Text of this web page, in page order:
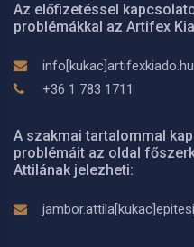
Az előfizetéssel
problémákkal az Artifex
info[kukac]artifexkiado.hu
+36 1 783 1711
A szakmai tartalommal
problémáit az oldal
Attilának jelezheti: